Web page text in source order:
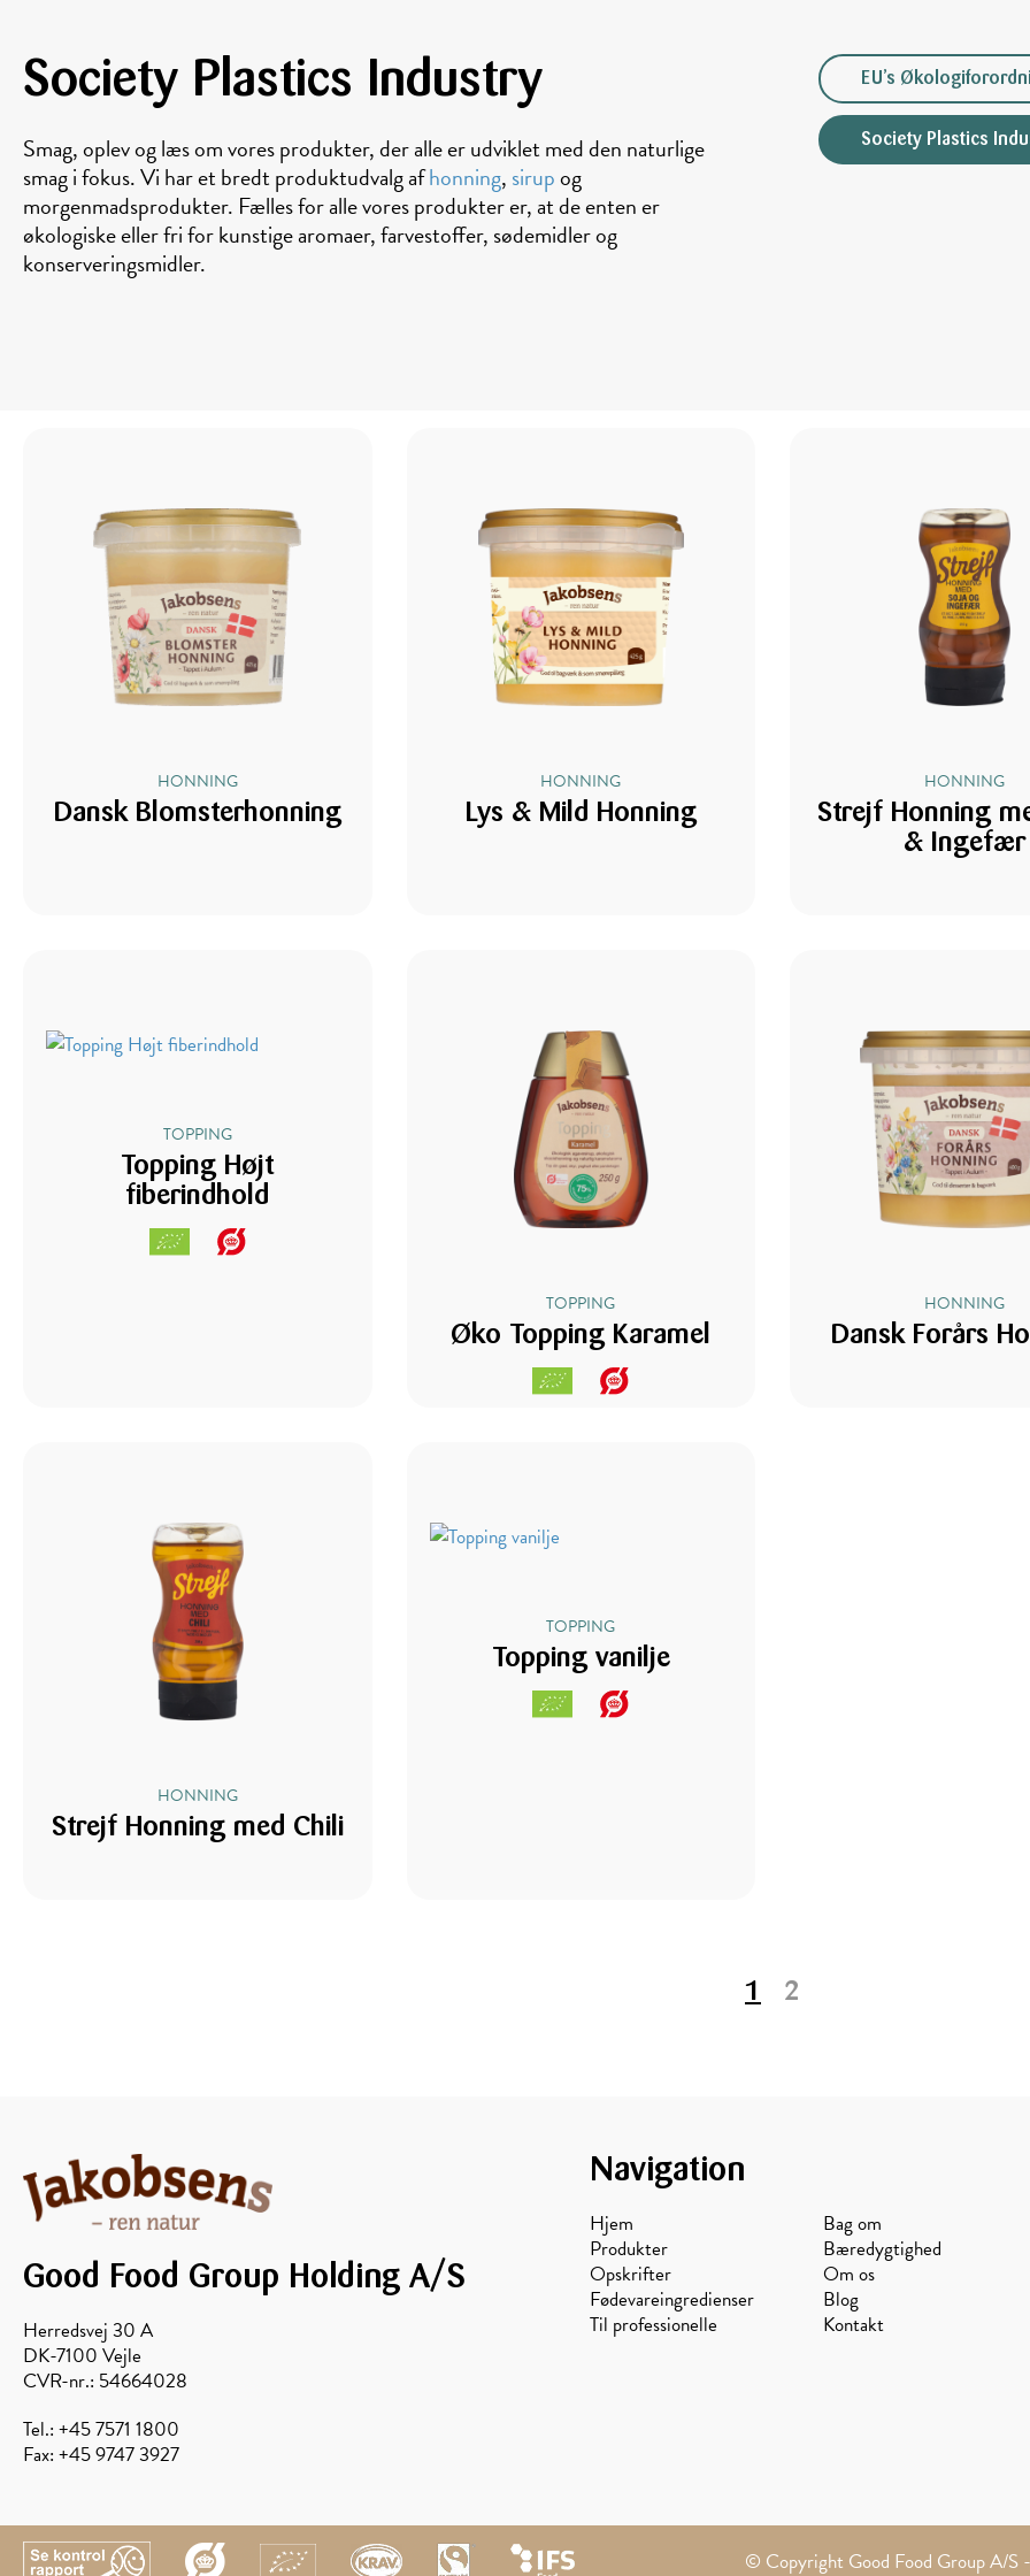
Society Plastics Industry
Smag, oplev og læs om vores produkter, der alle er udviklet med den naturlige
smag i fokus. Vi har et bredt produktudvalg afhonning, sirupog
morgenmadsprodukter. Fælles for alle vores produkter er, at de enten er
økologiske eller fri for kunstige aromaer, farvestoffer, sødemidler og
konserveringsmidler.
EU’s
Society Plastics
HONNING
Dansk Blomsterhonning
HONNING
Lys & Mild Honning
HONNING
Strejf Honning
& Ingefær
TOPPING
Topping Højt
fiberindhold
TOPPING
Øko Topping Karamel
HONNING
Dansk Forårs
HONNING
Strejf Honning med Chili
TOPPING
Topping vanilje
1 2
Good Food Group Holding A/S
Herredsvej 30 A
DK-7100 Vejle
CVR-nr.: 54664028
Tel.: +45 7571 1800
Fax: +45 9747 3927
Navigation
Hjem
Produkter
Opskrifter
Fødevareingredienser
Til professionelle
Bag om
Bæredygtighed
Om os
Blog
Kontakt
© Copyright Good Food Group A/S